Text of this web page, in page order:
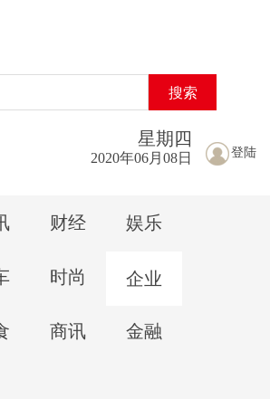
搜索
登陆
星期 四
2020年06月08日
财经 娱乐
时尚 企业
商讯 金融